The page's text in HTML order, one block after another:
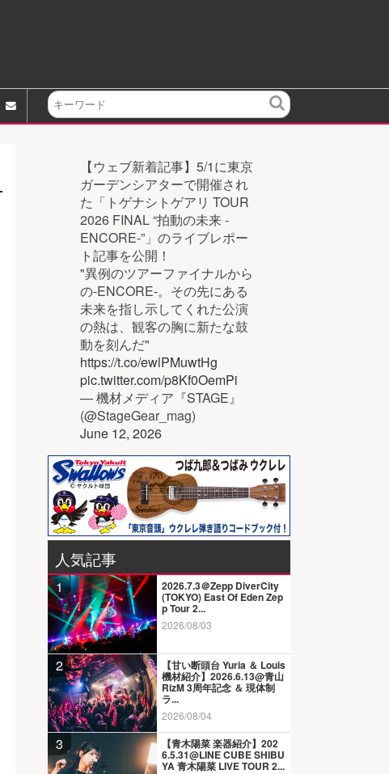

検
【ウェブ新着記事】5/1に東京
ガーデンシアターで開催され
た「トゲナシトゲアリ TOUR
2026 FINAL “拍動の未来 -
ENCORE-”」のライブレポー
ト記事を公開！
"異例のツアーファイナルから
の-ENCORE-。その先にある
未来を指し示してくれた公演
の熱は、観客の胸に新たな鼓
動を刻んだ"
https://t.co/ewlPMuwtHg
pic.twitter.com/p8Kf0OemPi
— 機材メディア『STAGE』
(@StageGear_mag)
June 12, 2026
人気記事
1 2026.7.3＠Zepp DiverCity
(TOKYO) East Of Eden Zep
p Tour 2...
2026/08/03
2 【甘い断頭台 Yuria ＆ Louis
機材紹介】2026.6.13@青山
RizM 3周年記念 ＆ 現体制
ラ...
2026/08/04
3 【青木陽菜 楽器紹介】202
6.5.31@LINE CUBE SHIBU
YA 青木陽菜 LIVE TOUR 2...